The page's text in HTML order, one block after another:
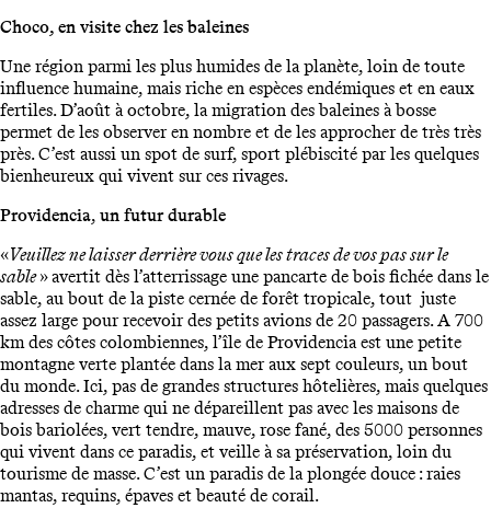
Choco, en visite chez les baleines
Une région parmi les plus humides de la planète, loin de toute
influence humaine, mais riche en espèces endémiques et en eaux
fertiles. D’août à octobre, la migration des baleines à bosse
permet de les observer en nombre et de les approcher de très très
près. C’est aussi un spot de surf, sport plébiscité par les quelques
bienheureux qui vivent sur ces rivages.
Providencia, un futur durable
«Veuillez ne laisser derrière vous que les traces de vos pas sur le
sable» avertit dès l’atterrissage une pancarte de bois fichée dans le
sable, au bout de la piste cernée de forêt tropicale, tout juste
assez large pour recevoir des petits avions de 20 passagers. A 700
km des côtes colombiennes, l’île de Providencia est une petite
montagne verte plantée dans la mer aux sept couleurs, un bout
du monde. Ici, pas de grandes structures hôtelières, mais quelques
adresses de charme qui ne dépareillent pas avec les maisons de
bois bariolées, vert tendre, mauve, rose fané, des 5000 personnes
qui vivent dans ce paradis, et veille à sa préservation, loin du
tourisme de masse. C’est un paradis de la plongée douce : raies
mantas, requins, épaves et beauté de corail.